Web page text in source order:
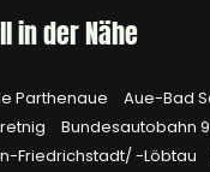
in der Nähe
Parthenaue Aue-Bad
Bundesautobahn 9
Friedrichstadt/ -Löbtau